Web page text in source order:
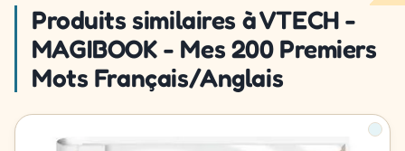
Produits similaires à VTECH -
MAGIBOOK - Mes 200 Premiers
Mots Français/Anglais